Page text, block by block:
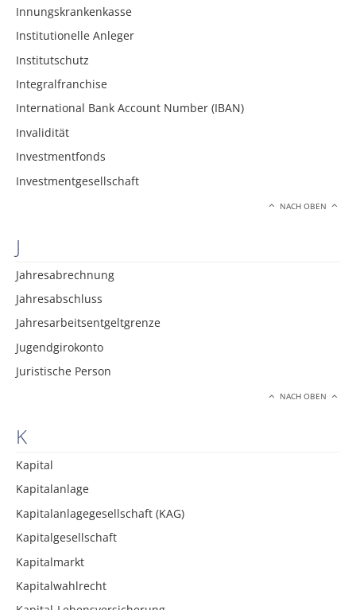
Innungskrankenkasse
Institutionelle Anleger
Institutschutz
Integralfranchise
International Bank Account Number (IBAN)
Invalidität
Investmentfonds
Investmentgesellschaft
NACH OBEN
J
Jahresabrechnung
Jahresabschluss
Jahresarbeitsentgeltgrenze
Jugendgirokonto
Juristische Person
NACH OBEN
K
Kapital
Kapitalanlage
Kapitalanlagegesellschaft (KAG)
Kapitalgesellschaft
Kapitalmarkt
Kapitalwahlrecht